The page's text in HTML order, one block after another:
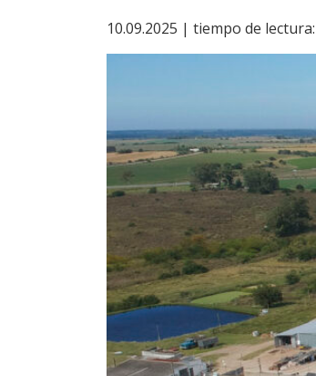
10.09.2025 | tiempo de lectura: